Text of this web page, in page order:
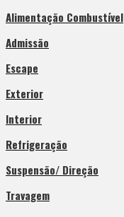
Alimentação Combustível
Admissão
Escape
Exterior
Interior
Refrigeração
Suspensão/ Direção
Travagem